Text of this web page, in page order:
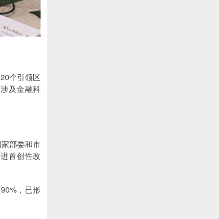
个引领区
及金融科
部委和市
首创性改
，已形